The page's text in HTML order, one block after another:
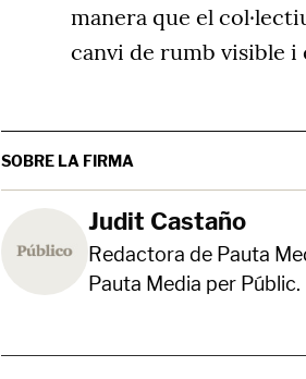
manera que el
canvi de rumb visible i
SOBRE LA FIRMA
Judit Castaño
Redactora de Pauta
Pauta Media per Públic.